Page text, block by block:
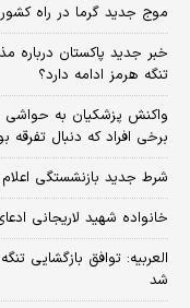
موج جدید گرما در راه کشور
خبر جدید پاکستان درباره
تنگه هرمز ادامه دارد؟
واکنش پزشکیان به حواشی
برخی افراد که دنبال
شرط جدید بازنشستگی
خانواده شهید لاریجانی
شد